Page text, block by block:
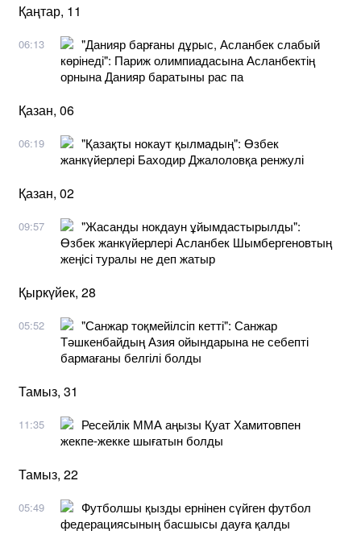
Қаңтар, 11
06:13
"Данияр барғаны дұрыс, Асланбек слабый
көрінеді": Париж олимпиадасына Асланбектің
орнына Данияр баратыны рас па
Қазан, 06
06:19
"Қазақты нокаут қылмадың": Өзбек
жанкүйерлері Баходир Джалоловқа ренжулі
Қазан, 02
09:57
"Жасанды нокдаун ұйымдастырылды":
Өзбек жанкүйерлері Асланбек Шымбергеновтың
жеңісі туралы не деп жатыр
Қыркүйек, 28
05:52
"Санжар тоқмейілсіп кетті": Санжар
Тәшкенбайдың Азия ойындарына не себепті
бармағаны белгілі болды
Тамыз, 31
11:35
Ресейлік ММА аңызы Қуат Хамитовпен
жекпе-жекке шығатын болды
Тамыз, 22
05:49
Футболшы қызды ернінен сүйген футбол
федерациясының басшысы дауға қалды